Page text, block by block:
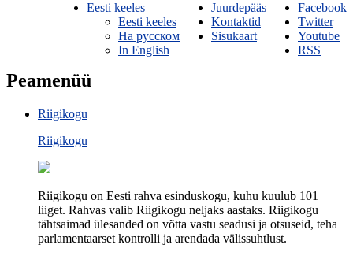
Facebook
Twitter
Youtube
RSS
Juurdepääs
Kontaktid
Sisukaart
Eesti keeles
Eesti keeles
На русском
In English
Peamenüü
Riigikogu
Riigikogu
Riigikogu on Eesti rahva esinduskogu, kuhu kuulub 101
liiget. Rahvas valib Riigikogu neljaks aastaks. Riigikogu
tähtsaimad ülesanded on võtta vastu seadusi ja otsuseid, teha
parlamentaarset kontrolli ja arendada välissuhtlust.